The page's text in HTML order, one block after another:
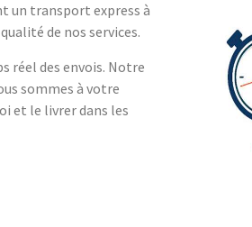
un transport express à
de nos services.
réel des envois. Notre
sommes à votre
et le livrer dans les